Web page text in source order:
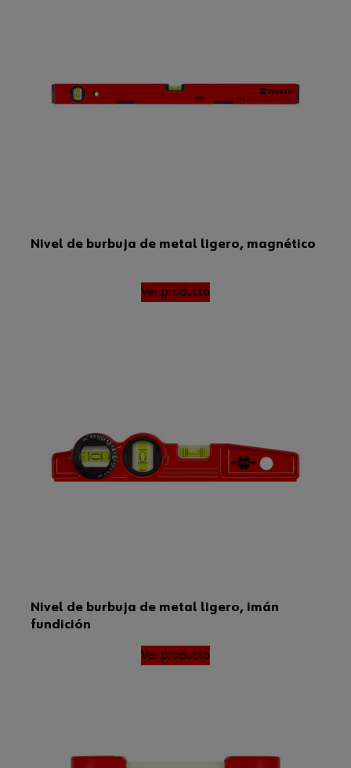
Nivel de burbuja de metal ligero, magnético
Ver producto
Nivel de burbuja de metal ligero, imán
fundición
Ver producto